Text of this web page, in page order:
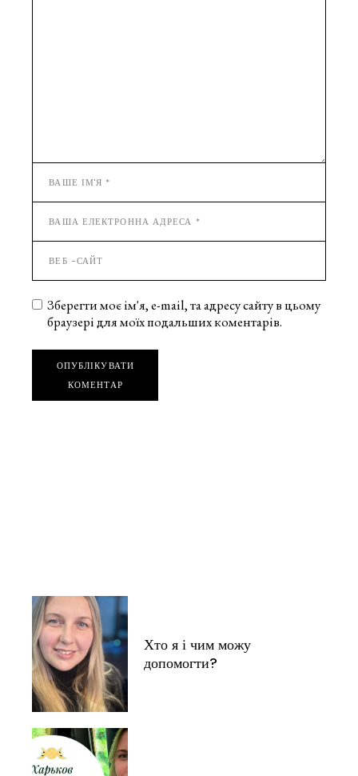
Зберегти моє ім'я, e-mail, та адресу сайту в цьому
браузері для моїх подальших коментарів.
ОПУБЛІКУВАТИ
КОМЕНТАР
Хто я і чим можу
допомогти?